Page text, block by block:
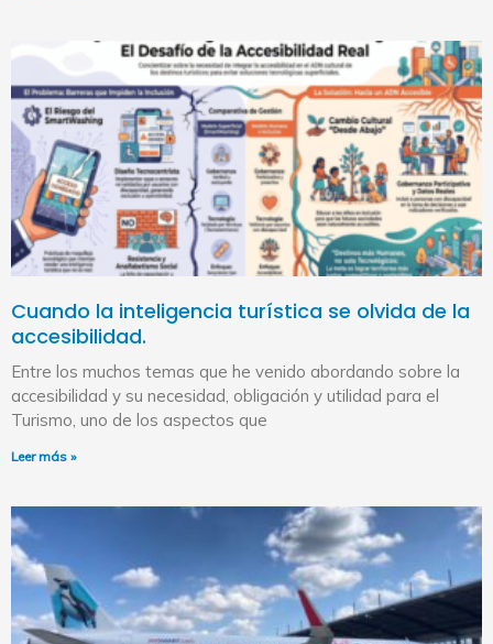
Cuando la inteligencia turística se olvida de la
accesibilidad.
Entre los muchos temas que he venido abordando sobre la
accesibilidad y su necesidad, obligación y utilidad para el
Turismo, uno de los aspectos que
Leer más »